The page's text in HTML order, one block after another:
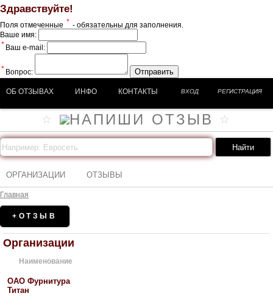
Здравствуйте!
Поля отмеченные * - обязательны для заполнения.
Ваше имя:
* Ваш e-mail:
* Вопрос: Отправить
ОБ ОТЗЫВАХ ИНФО КОНТАКТЫ ВХОД РЕГИСТРАЦИЯ
ОРГАНИЗАЦИИ ОТЗЫВЫ
Главная
+ОТЗЫВ
Организации
Наименование
ОАО Фурнитура
Титан